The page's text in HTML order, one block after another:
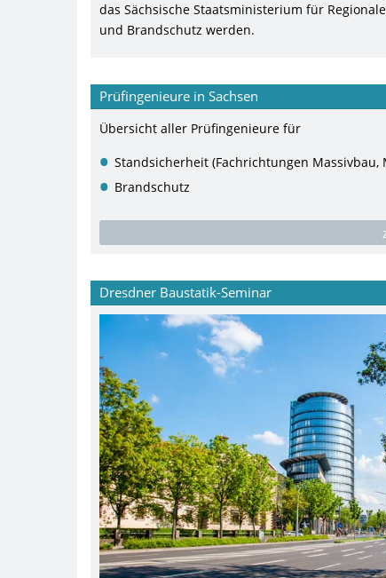
das Sächsische Staatsministerium für
und Brandschutz werden.
Prüfingenieure in Sachsen
Übersicht aller Prüfingenieure für
Standsicherheit (Fachrichtungen Massivbau,
Brandschutz
Dresdner Baustatik-Seminar